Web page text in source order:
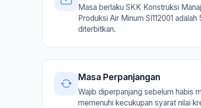
Masa berlaku SKK Konstruksi
Produksi Air Minum SI112001
diterbitkan.
Masa Perpanjangan
Wajib diperpanjang sebelum habis
memenuhi kecukupan syarat nilai